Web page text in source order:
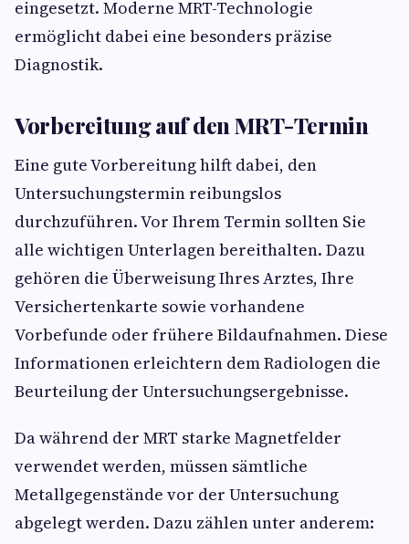
eingesetzt. Moderne MRT-Technologie
ermöglicht dabei eine besonders präzise
Diagnostik.
Vorbereitung auf den MRT-Termin
Eine gute Vorbereitung hilft dabei, den
Untersuchungstermin reibungslos
durchzuführen. Vor Ihrem Termin sollten Sie
alle wichtigen Unterlagen bereithalten. Dazu
gehören die Überweisung Ihres Arztes, Ihre
Versichertenkarte sowie vorhandene
Vorbefunde oder frühere Bildaufnahmen. Diese
Informationen erleichtern dem Radiologen die
Beurteilung der Untersuchungsergebnisse.
Da während der MRT starke Magnetfelder
verwendet werden, müssen sämtliche
Metallgegenstände vor der Untersuchung
abgelegt werden. Dazu zählen unter anderem: